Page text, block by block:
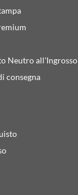
Neutro all'Ingrosso
consegna